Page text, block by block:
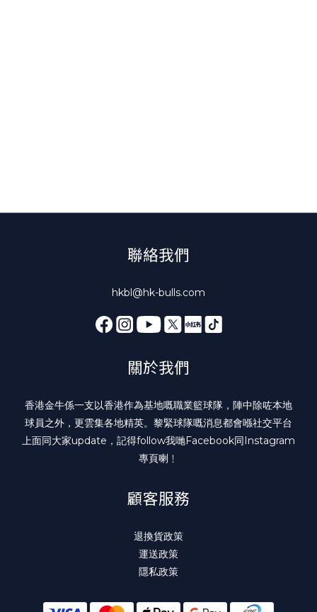
聯絡我們
hkbl@hk-bulls.com
關於我們
香港金牛係一支以香港作為基地嘅職業籃球隊，陣中除咗本地
球員之外，更雲集各地精英。黎緊球隊嘅消息都會喺社交平台
上面同大家update，記得follow我哋Facebook同Instagram
專頁喇﹗
顧客服務
退換貨政策
運送政策
隱私政策